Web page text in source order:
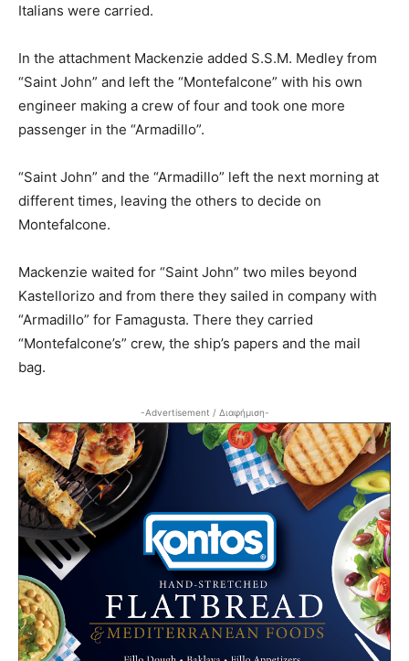
Italians were carried.
In the attachment Mackenzie added S.S.M. Medley from
“Saint John” and left the “Montefalcone” with his own
engineer making a crew of four and took one more
passenger in the “Armadillo”.
“Saint John” and the “Armadillo” left the next morning at
different times, leaving the others to decide on
Montefalcone.
Mackenzie waited for “Saint John” two miles beyond
Kastellorizo and from there they sailed in company with
“Armadillo” for Famagusta. There they carried
“Montefalcone’s” crew, the ship’s papers and the mail
bag.
-Advertisement / Διαφήμιση-